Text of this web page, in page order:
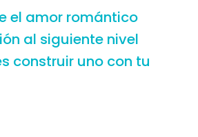
el amor romántico
al siguiente nivel
construir uno con tu